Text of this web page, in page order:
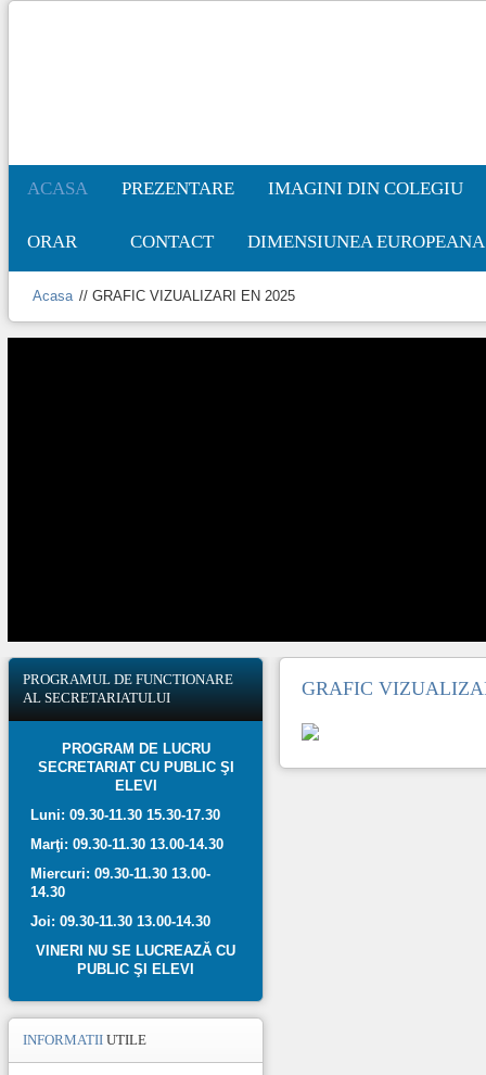
ACASA PREZENTARE IMAGINI DIN COLEGIU
ORAR CONTACT DIMENSIUNEA
Acasa // GRAFIC VIZUALIZARI EN 2025
GRAFIC
PROGRAMUL DE FUNCTIONARE
AL SECRETARIATULUI
PROGRAM DE LUCRU
SECRETARIAT CU PUBLIC ŞI
ELEVI
Luni: 09.30-11.30 15.30-17.30
Marţi: 09.30-11.30 13.00-14.30
Miercuri: 09.30-11.30 13.00-
14.30
Joi: 09.30-11.30 13.00-14.30
VINERI NU SE LUCREAZĂ CU
PUBLIC ŞI ELEVI
INFORMATII UTILE